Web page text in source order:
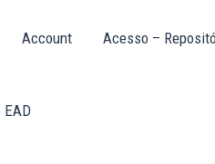
Account Acesso –
EAD